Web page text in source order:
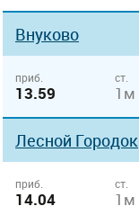
Внуково
приб.
13.59
ст.
1м
Лесной Городок
приб.
14.04
ст.
1м